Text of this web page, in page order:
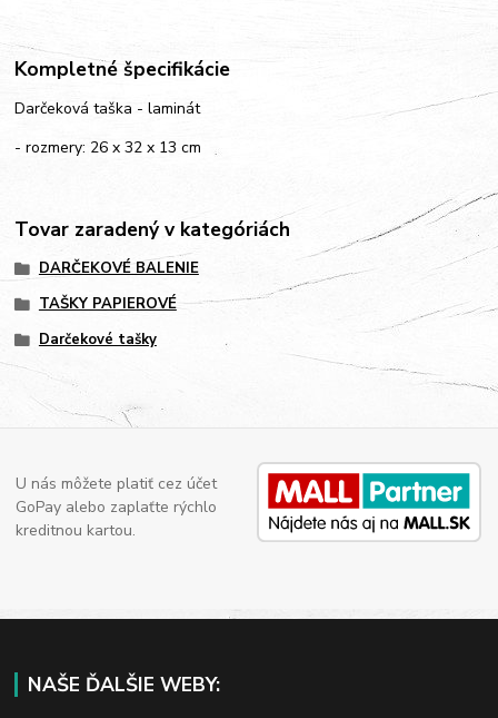
Kompletné špecifikácie
Darčeková taška - laminát
- rozmery: 26 x 32 x 13 cm
Tovar zaradený v kategóriách
DARČEKOVÉ BALENIE
TAŠKY PAPIEROVÉ
Darčekové tašky
U nás môžete platiť cez účet
GoPay alebo zaplaťte rýchlo
kreditnou kartou.
NAŠE ĎALŠIE WEBY: